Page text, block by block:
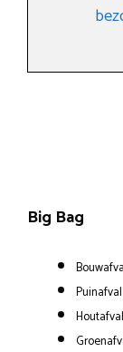
Big Bag
Puinafval